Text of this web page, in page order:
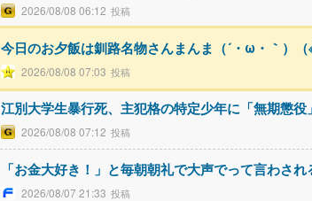
2026/08/08 06:12
今日のお夕飯は釧路名物さんまんま（´・ω・｀）（
2026/08/08 07:03
江別大学生暴行死、主犯格の特定少年に「無期懲役
2026/08/08 07:12
「お金大好き！」と毎朝朝礼で大声でって言わされ
2026/08/07 21:33